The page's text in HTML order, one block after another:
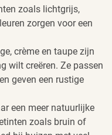
zoals lichtgrijs,
zorgen voor een
crème en taupe zijn
wilt creëren. Ze passen
geven een rustige
een meer natuurlijke
zoals bruin of